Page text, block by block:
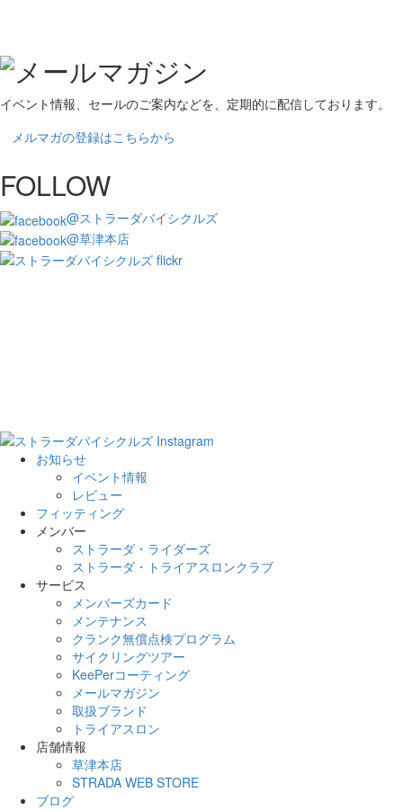
イベント情報、セールのご案内などを、定期的に配信しております。
メルマガの登録はこちらから
FOLLOW
@ストラーダバイシクルズ
@草津本店
お知らせ
イベント情報
レビュー
フィッティング
メンバー
ストラーダ・ライダーズ
ストラーダ・トライアスロンクラブ
サービス
メンバーズカード
メンテナンス
クランク無償点検プログラム
サイクリングツアー
KeePerコーティング
メールマガジン
取扱ブランド
トライアスロン
店舗情報
草津本店
STRADA WEB STORE
ブログ